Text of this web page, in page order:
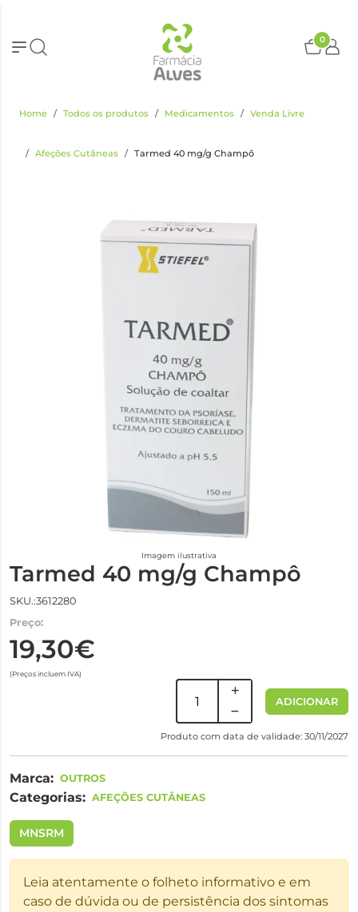
0
Home Todos os produtos Medicamentos Venda Livre
Afeções Cutâneas Tarmed 40 mg/g Champô
Imagem ilustrativa
Tarmed 40 mg/g Champô
SKU.:3612280
Preço:
19,30€
(Preços incluem IVA)
ADICIONAR
Produto com data de validade: 30/11/2027
Marca: OUTROS
Categorias: AFEÇÕES CUTÂNEAS
MNSRM
Leia atentamente o folheto informativo e em
caso de dúvida ou de persistência dos sintomas